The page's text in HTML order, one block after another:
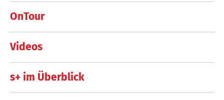
OnTour
Videos
s+ im Überblick